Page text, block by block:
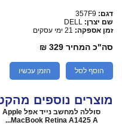
דגם: 357F9
שם יצרן: DELL
זמן אספקה: 21 ימי עסקים
סה"כ המחיר 329 ₪
הוסף לסל הזמן עכשיו
מוצרים נוספים
סוללה למחשב נייד אפל Apple
MacBook Retina A1425 A...